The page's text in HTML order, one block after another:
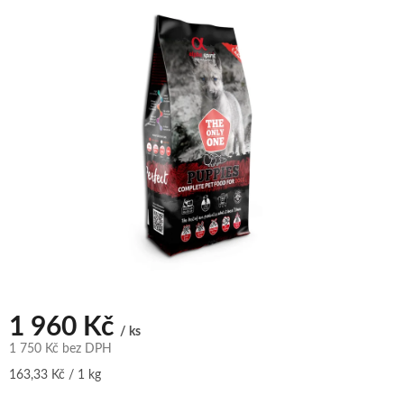
1 960 Kč / ks
1 750 Kč bez DPH
Měrná
163,33 Kč / 1 kg